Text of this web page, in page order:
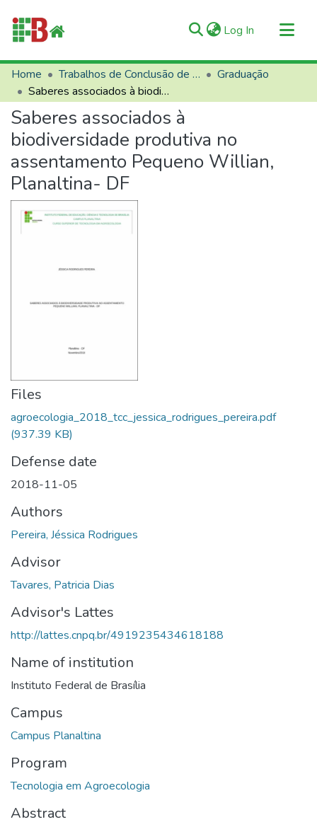
Log In (current)
Communities & Collections
All of RIIFB
Manuals and Terms
Statistics
About RIIFB
Help
Contacts
Home Trabalhos de Conclusão de Curso (TCCs)
Graduação
Saberes associados à biodiversidade produtiva no assentamento Pequeno Willian, Planaltina- DF
Saberes associados à
biodiversidade produtiva no
assentamento Pequeno Willian,
Planaltina- DF
Files
agroecologia_2018_tcc_jessica_rodrigues_pereira.pdf
(937.39 KB)
Defense date
2018-11-05
Authors
Pereira, Jéssica Rodrigues
Advisor
Tavares, Patricia Dias
Advisor's Lattes
http://lattes.cnpq.br/4919235434618188
Name of institution
Instituto Federal de Brasília
Campus
Campus Planaltina
Program
Tecnologia em Agroecologia
Abstract